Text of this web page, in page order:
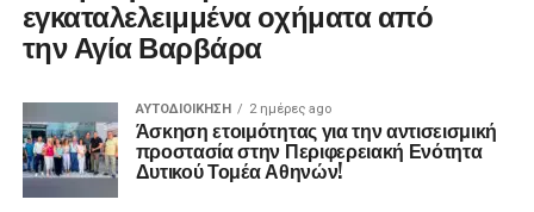
εγκαταλελειμμένα οχήματα από
την Αγία Βαρβάρα
ΑΥΤΟΔΙΟΊΚΗΣΗ 2 ημέρες ago
Άσκηση ετοιμότητας για την αντισεισμική
προστασία στην Περιφερειακή Ενότητα
Δυτικού Τομέα Αθηνών!